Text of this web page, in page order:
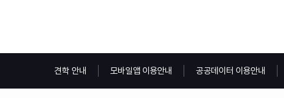
견학 안내 모바일앱 이용안내 공공데이터 이용안내